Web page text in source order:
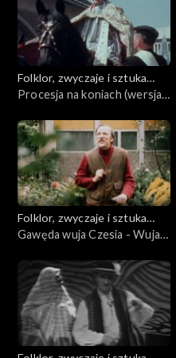
Folklor, zwyczaje i sztuka
ludowa
Procesja na koniach (wersja
Folklor, zwyczaje i sztuka
ludowa
Gawęda wuja Czesia - Wuja